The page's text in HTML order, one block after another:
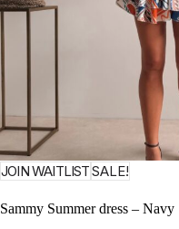
JOIN WAITLISTSALE!
Sammy Summer dress – Navy